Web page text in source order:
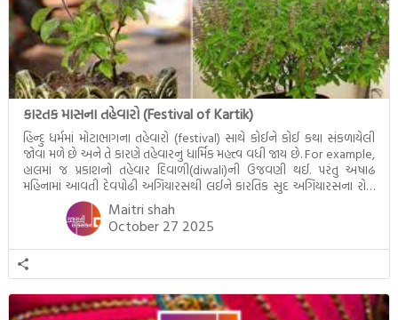
કારતક માસના તહેવારો (Festival of Kartik)
હિન્દુ ધર્મમાં મોટાભાગના તહેવારો (festival) સાથે કોઈને કોઈ કથા સંકળાયેલી
જોવા મળે છે અને તે કારણે તહેવારનું ધાર્મિક મહત્ત્વ વધી જાય છે. For example,
હાલમાં જ પ્રકાશનો તહેવાર દિવાળી(diwali)ની ઉજવણી થઈ. પરંતુ અષાઢ
મહિનામાં આવતી દેવપોઢી અગિયારસથી લઈને કારતિક સુદ અગિયારસના રોજ
આવતી દેવ ઊઠી અગિયારસ વચ્ચે મોટેભાગે યજ્ઞોપવીત સંસ્કાર, લગ્ન,
દીક્ષાગ્રહણ, યજ્ઞ, ગૃહપ્રવેશ જેવા […]
Maitri shah
October 27 2025